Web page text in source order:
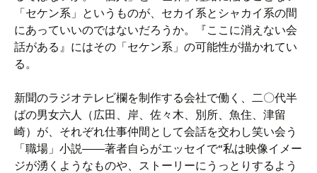
「セケン系」というものが、セカイ系とシャカイ系の間
にあっていいのではないだろうか。『ここに消えない会
話がある』にはその「セケン系」の可能性が描かれてい
る。
新聞のラジオテレビ欄を制作する会社で働く、二〇代半
ばの男女六人（広田、岸、佐々木、別所、魚住、津留
崎）が、それぞれ仕事仲間として会話を交わし笑い会う
「職場」小説――著者自らがエッセイで“私は映像イメー
ジが湧くようなものや、ストーリーにうっとりするよう